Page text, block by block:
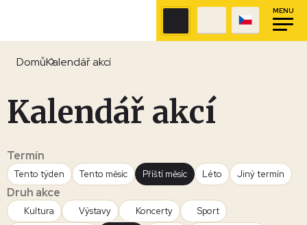
MENU
DomůKalendář akcí
Kalendář akcí
Termín
Tento týden Tento měsíc Příští měsíc Léto Jiný termín
Druh akce
Kultura Výstavy Koncerty
Sport